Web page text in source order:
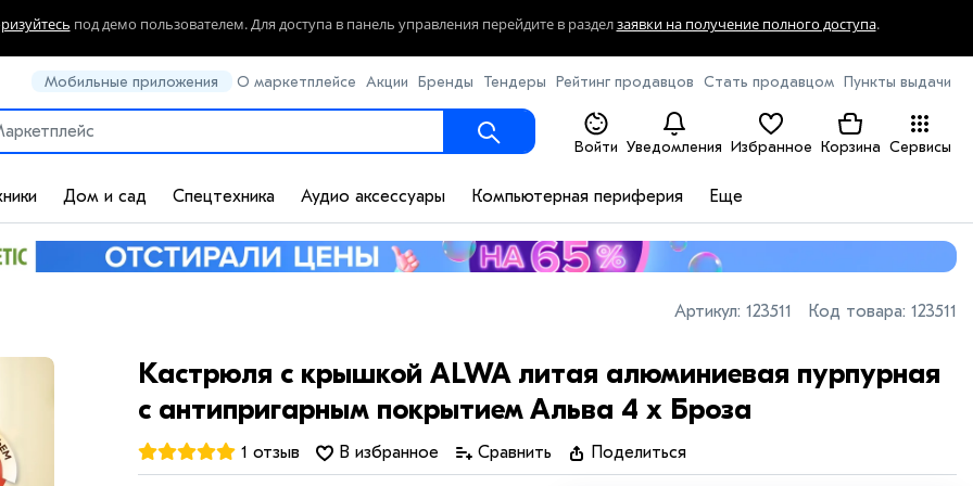
под демо пользователем. Для доступа в панель управления перейдите в разделзаявки на получение полного доступа.
Мобильные приложения О маркетплейсе Акции Бренды Тендеры Рейтинг продавцов Стать продавцом Пункты выдачи
Войти Уведомления Избранное Корзина Сервисы
Дом и сад Спецтехника Аудио аксессуары Компьютерная периферия Еще
Артикул: 123511 Код товара: 123511
Кастрюля с крышкой ALWA литая алюминиевая пурпурная
с антипригарным покрытием Альва 4 x Броза
1 отзыв В избранное Сравнить Поделиться